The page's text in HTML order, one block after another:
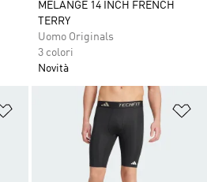
MELANGE 14 INCH FRENCH
TERRY
Uomo Originals
3 colori
Novità
Aggiungi alla lista dei desideri